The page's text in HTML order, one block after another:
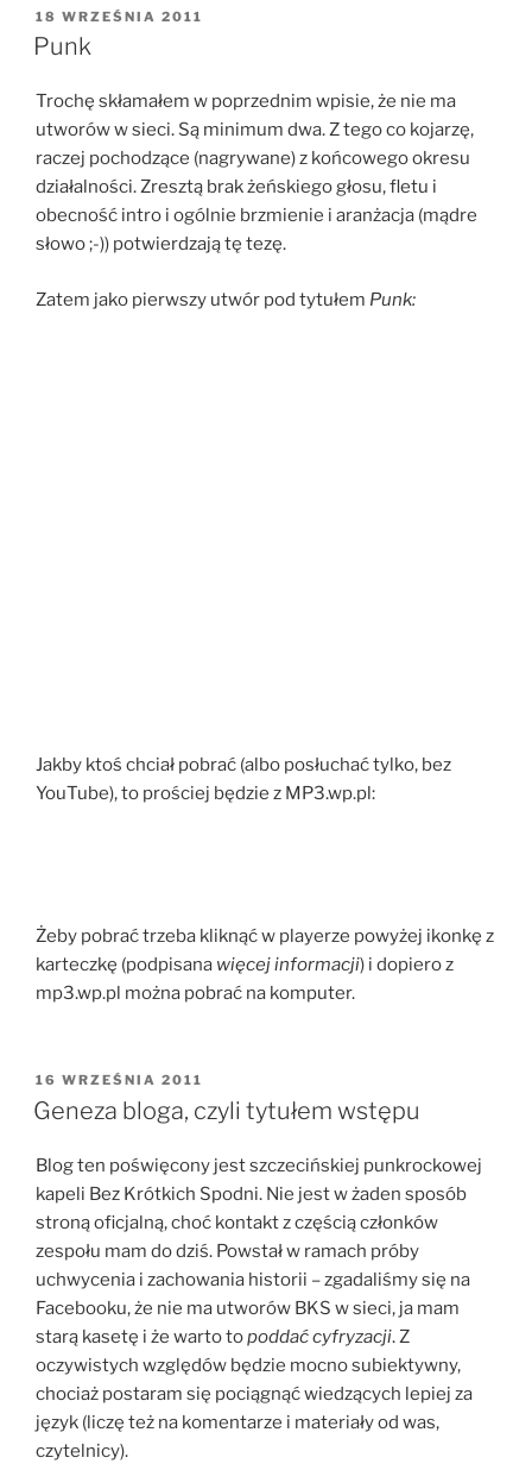
OPUBLIKOWANE
W
18 WRZEŚNIA 2011
Punk
Trochę skłamałem w poprzednim wpisie, że nie ma
utworów w sieci. Są minimum dwa. Z tego co kojarzę,
raczej pochodzące (nagrywane) z końcowego okresu
działalności. Zresztą brak żeńskiego głosu, fletu i
obecność intro i ogólnie brzmienie i aranżacja (mądre
słowo ;-)) potwierdzają tę tezę.
Zatem jako pierwszy utwór pod tytułem Punk:
Jakby ktoś chciał pobrać (albo posłuchać tylko, bez
YouTube), to prościej będzie z MP3.wp.pl:
Żeby pobrać trzeba kliknąć w playerze powyżej ikonkę z
karteczkę (podpisana więcej informacji) i dopiero z
mp3.wp.pl można pobrać na komputer.
OPUBLIKOWANE
W
16 WRZEŚNIA 2011
Geneza bloga, czyli tytułem wstępu
Blog ten poświęcony jest szczecińskiej punkrockowej
kapeli Bez Krótkich Spodni. Nie jest w żaden sposób
stroną oficjalną, choć kontakt z częścią członków
zespołu mam do dziś. Powstał w ramach próby
uchwycenia i zachowania historii – zgadaliśmy się na
Facebooku, że nie ma utworów BKS w sieci, ja mam
starą kasetę i że warto topoddać cyfryzacji. Z
oczywistych względów będzie mocno subiektywny,
chociaż postaram się pociągnąć wiedzących lepiej za
język (liczę też na komentarze i materiały od was,
czytelnicy).